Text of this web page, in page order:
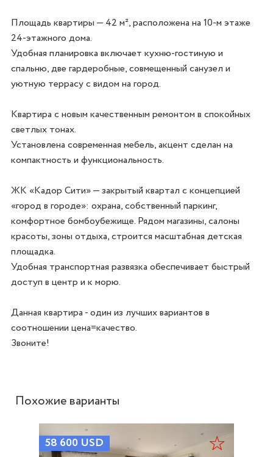
Площадь квартиры — 42 м², расположена на 10-м этаже
24-этажного дома.
Удобная планировка включает кухню-гостиную и
спальню, две гардеробные, совмещенный санузел и
уютную террасу с видом на город.
Квартира с новым качественным ремонтом в спокойных
светлых тонах.
Установлена современная мебель, акцент сделан на
компактность и функциональность.
ЖК «Кадор Сити» — закрытый квартал с концепцией
«город в городе»: охрана, собственный паркинг,
комфортное бомбоубежище. Рядом магазины, салоны
красоты, зоны отдыха, строится масштабная детская
площадка.
Удобная транспортная развязка обеспечивает быстрый
доступ в центр и к морю.
Данная квартира - один из лучших вариантов в
соотношении цена=качество.
Звоните!
Похожие варианты
58 600 USD